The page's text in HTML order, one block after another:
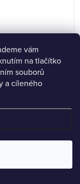
vám
na tlačítko
souborů
a cíleného